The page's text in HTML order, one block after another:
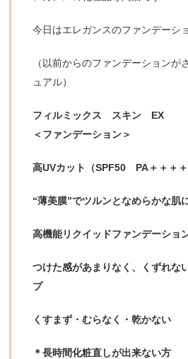
今日はエレガンスのファンデーシ
（以前からのファンデーションが
ュアル）
フィルミックス スキン EX
＜ファンデーション＞
高UVカット（SPF50 PA＋＋＋
“薄美膜”でツルンとなめらかな肌
高機能リクイッドファンデーショ
つけた感があまりなく、くずれな
プ
くすまず・むらなく・乾かない
＊長時間化粧直しが出来ない方